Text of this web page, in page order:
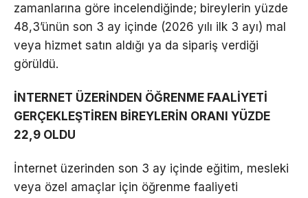
zamanlarına göre incelendiğinde; bireylerin yüzde
48,3’ünün son 3 ay içinde (2026 yılı ilk 3 ayı) mal
veya hizmet satın aldığı ya da sipariş verdiği
görüldü.
İNTERNET ÜZERİNDEN ÖĞRENME FAALİYETİ
GERÇEKLEŞTİREN BİREYLERİN ORANI YÜZDE
22,9 OLDU
İnternet üzerinden son 3 ay içinde eğitim, mesleki
veya özel amaçlar için öğrenme faaliyeti